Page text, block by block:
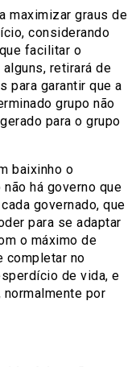
maximizar graus de
considerando
facilitar o
retirará de
para garantir que a
grupo não
para o grupo
baixinho o
há governo que
governado, que
para se adaptar
o máximo de
completar no
de vida, e
por